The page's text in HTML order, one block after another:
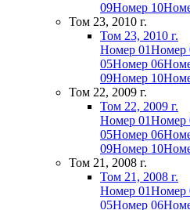
09Номер 10
Том 23, 2010 г.
Том 23, 2010 г.
Номер 01Номер
05Номер 06
09Номер 10
Том 22, 2009 г.
Том 22, 2009 г.
Номер 01Номер
05Номер 06
09Номер 10
Том 21, 2008 г.
Том 21, 2008 г.
Номер 01Номер
05Номер 06